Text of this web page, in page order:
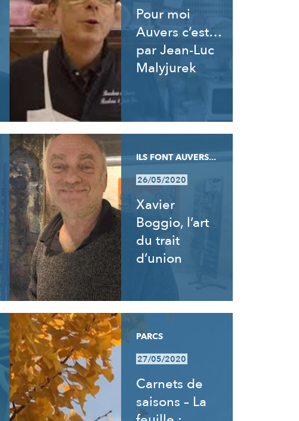
Pour moi
Auvers c’est…
par Jean-Luc
Malyjurek
ILS FONT AUVERS...
26/05/2020
Xavier
Boggio, l’art
du trait
d’union
PARCS
27/05/2020
Carnets de
saisons – La